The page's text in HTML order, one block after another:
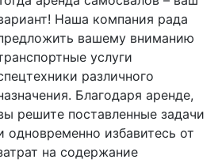
Наша компания рада
вашему вниманию
услуги
различного
Благодаря аренде,
решите поставленные задачи
одновременно избавитесь от
на содержание